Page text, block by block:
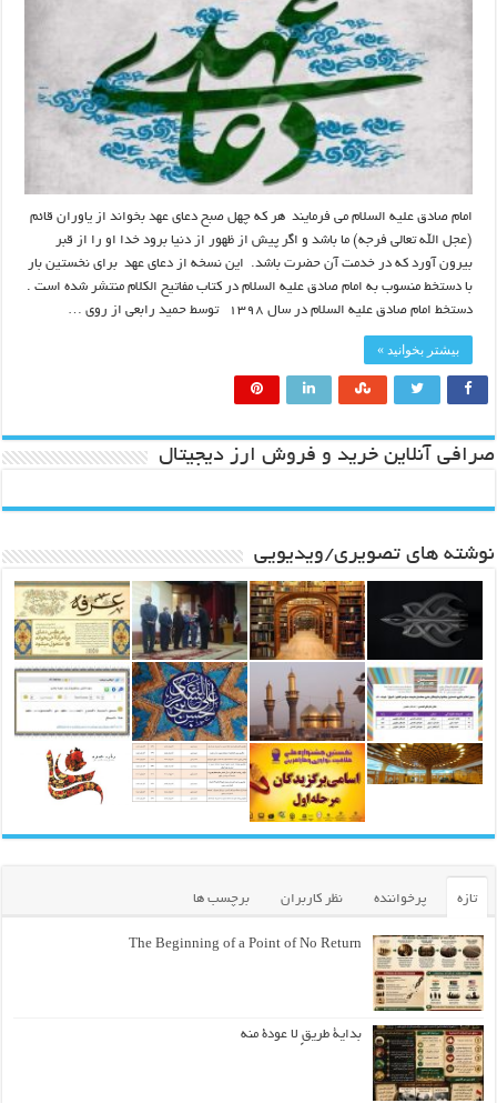
امام صادق علیه السلام می فرمایند هر كه چهل صبح دعای عهد بخواند از ياوران قائم
(عجل الله تعالی فرجه)‏ ما باشد و اگر پيش از ظهور از دنيا برود خدا او را از قبر
بيرون آورد كه در خدمت آن حضرت باشد. این نسخه از دعای عهد برای نخستین بار
با دستخط منسوب به امام صادق علیه السلام در کتاب مفاتیح الکلام منتشر شده است .
دستخط امام صادق علیه السلام در سال ۱۳۹۸ توسط حمید رابعی از روی …
بیشتر بخوانید »
صرافی آنلاین خرید و فروش ارز دیجیتال
نوشته های تصویری/ویدیویی
تازه پرخواننده نظر کاربران برچسب ها
The Beginning of a Point of No Return
بداية طريقٍ لا عودة منه